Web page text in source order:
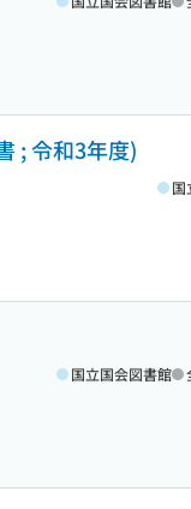
; 令和3年度)
国
国立国会図書館